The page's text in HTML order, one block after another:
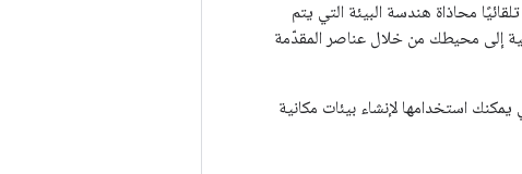
محاذاة هندسة البيئة التي يتم
إلى محيطك من خلال عناصر المقدّمة
استخدامها لإنشاء بيئات مكانية